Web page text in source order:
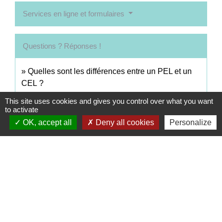
Services en ligne et formulaires
Questions ? Réponses !
Quelles sont les différences entre un PEL et un
CEL ?
Pour en savoir plus
This site uses cookies and gives you control over what you want
to activate
OK, accept all
Deny all cookies Personalize